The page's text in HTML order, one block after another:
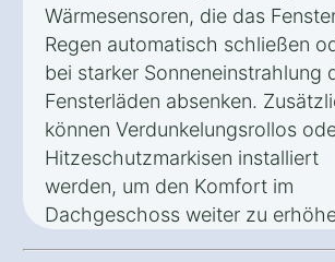
Wärmesensoren, die das
Regen automatisch schließen
bei starker Sonneneinstrahlung
Fensterläden absenken.
können Verdunkelungsrollos
Hitzeschutzmarkisen installiert
werden, um den Komfort im
Dachgeschoss weiter zu